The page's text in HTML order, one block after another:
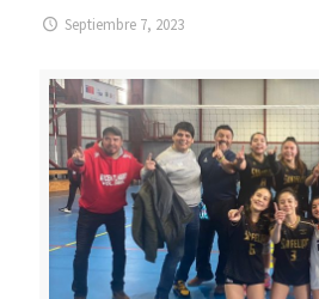
Septiembre 7, 2023